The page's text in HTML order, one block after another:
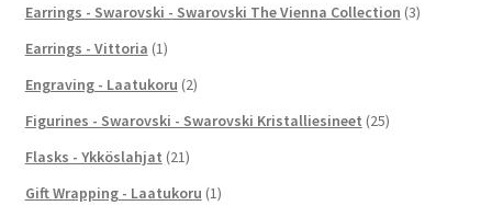
Earrings - Swarovski - Swarovski The Vienna Collection (3)
Earrings - Vittoria (1)
Engraving - Laatukoru (2)
Figurines - Swarovski - Swarovski Kristalliesineet (25)
Flasks - Ykköslahjat (21)
Gift Wrapping - Laatukoru (1)